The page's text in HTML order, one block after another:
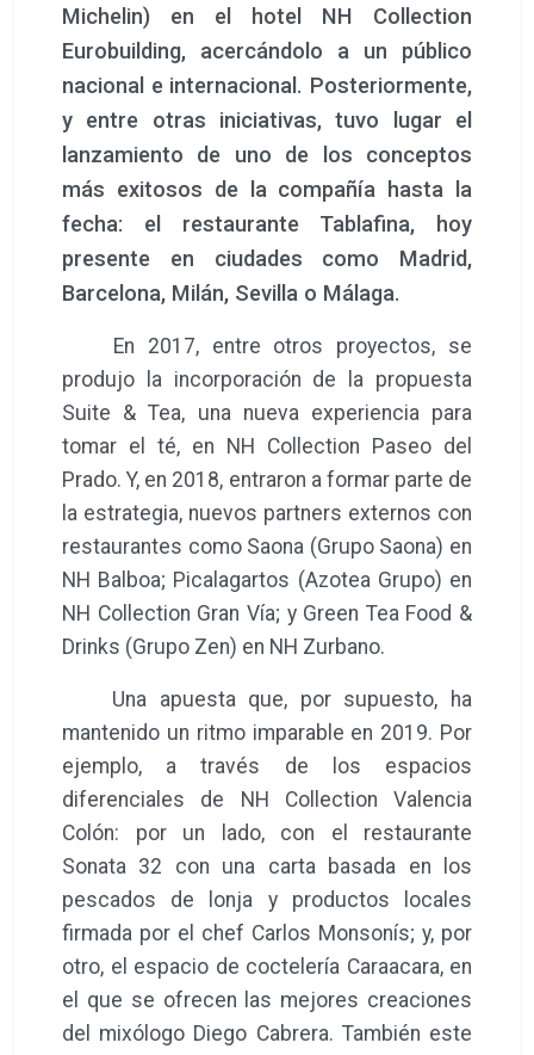
Michelin) en el hotel NH Collection
Eurobuilding, acercándolo a un público
nacional e internacional. Posteriormente,
y entre otras iniciativas, tuvo lugar el
lanzamiento de uno de los conceptos
más exitosos de la compañía hasta la
fecha: el restaurante Tablafina, hoy
presente en ciudades como Madrid,
Barcelona, Milán, Sevilla o Málaga.
En 2017, entre otros proyectos, se
produjo la incorporación de la propuesta
Suite & Tea, una nueva experiencia para
tomar el té, en NH Collection Paseo del
Prado. Y, en 2018, entraron a formar parte de
la estrategia, nuevos partners externos con
restaurantes como Saona (Grupo Saona) en
NH Balboa; Picalagartos (Azotea Grupo) en
NH Collection Gran Vía; y Green Tea Food &
Drinks (Grupo Zen) en NH Zurbano.
Una apuesta que, por supuesto, ha
mantenido un ritmo imparable en 2019. Por
ejemplo, a través de los espacios
diferenciales de NH Collection Valencia
Colón: por un lado, con el restaurante
Sonata 32 con una carta basada en los
pescados de lonja y productos locales
firmada por el chef Carlos Monsonís; y, por
otro, el espacio de coctelería Caraacara, en
el que se ofrecen las mejores creaciones
del mixólogo Diego Cabrera. También este